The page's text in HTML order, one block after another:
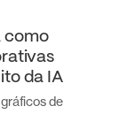
como
da IA
de